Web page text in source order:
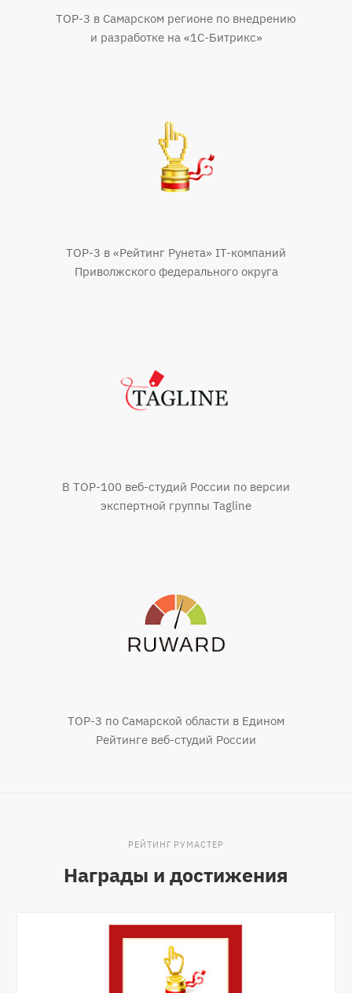
TOP-3 в Самарском регионе по внедрению
и разработке на «1С-Битрикс»
TOP-3 в «Рейтинг Рунета» IT-компаний
Приволжского федерального округа
В TOP-100 веб-студий России по версии
экспертной группы Tagline
TOP-3 по Самарской области в Едином
Рейтинге веб-студий России
РЕЙТИНГ РУМАСТЕР
Награды и достижения